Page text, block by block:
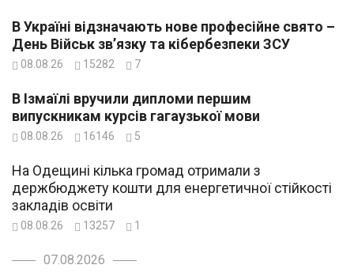
В Україні відзначають нове професійне свято –
День Військ зв’язку та кібербезпеки ЗСУ
08.08.26 15282 7
В Ізмаїлі вручили дипломи першим
випускникам курсів гагаузької мови
08.08.26 16146 5
На Одещині кілька громад отримали з
держбюджету кошти для енергетичної стійкості
закладів освіти
08.08.26 13257 1
07.08.2026